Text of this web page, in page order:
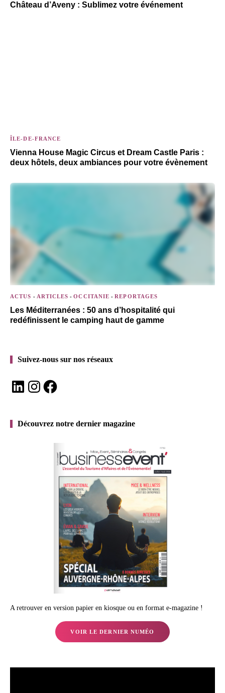
Château d’Aveny : Sublimez votre événement
ÎLE-DE-FRANCE
Vienna House Magic Circus et Dream Castle Paris :
deux hôtels, deux ambiances pour votre évènement
ACTUS - ARTICLES -OCCITANIE -REPORTAGES
Les Méditerranées : 50 ans d’hospitalité qui
redéfinissent le camping haut de gamme
Suivez-nous sur nos réseaux
LinkedInInstagramFacebook
Découvrez notre dernier magazine
A retrouver en version papier en kiosque ou en format e-magazine !
VOIR LE DERNIER NUMÉO